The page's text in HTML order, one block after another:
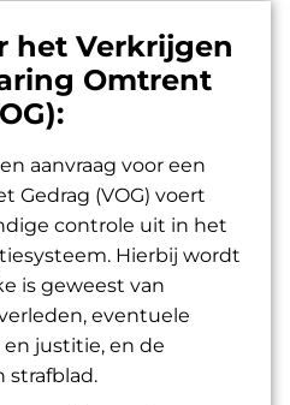
het Verkrijgen
Omtrent
aanvraag voor een
Gedrag (VOG) voert
controle uit in het
Hierbij wordt
is geweest van
eventuele
justitie, en de
strafblad.